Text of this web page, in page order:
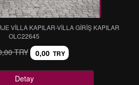
VİLLA KAPILAR-VİLLA GİRİŞ KAPILAR
OLC22645
TRY 0,00 TRY
Detay